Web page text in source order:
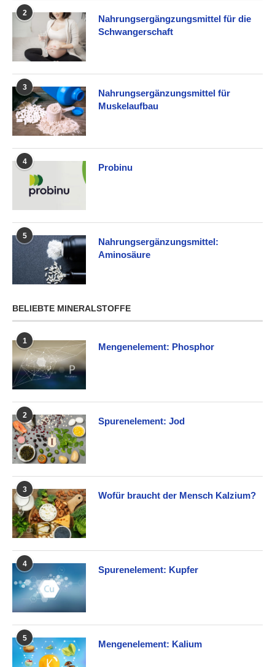
2
Nahrungsergängzungsmittel für die
Schwangerschaft
3
Nahrungsergänzungsmittel für
Muskelaufbau
4
Probinu
5
Nahrungsergänzungsmittel:
Aminosäure
BELIEBTE MINERALSTOFFE
1
Mengenelement: Phosphor
2
Spurenelement: Jod
3
Wofür braucht der Mensch Kalzium?
4
Spurenelement: Kupfer
5
Mengenelement: Kalium